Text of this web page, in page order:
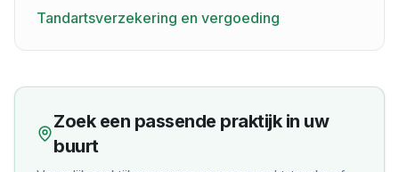
Tandartsverzekering en vergoeding
Zoek een passende praktijk in uw
buurt